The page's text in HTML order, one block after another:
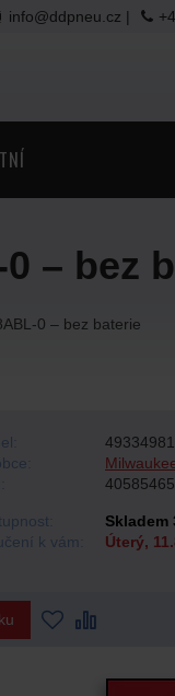
info@ddpneu.cz |
0 – bez baterie
– bez
Skladem
k vám:
Úterý,